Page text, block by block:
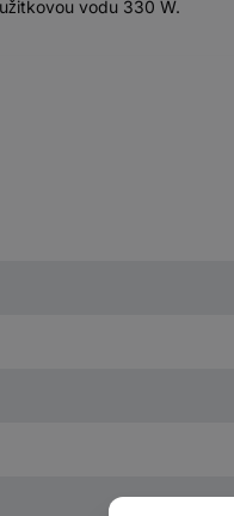
vodu 330 W.